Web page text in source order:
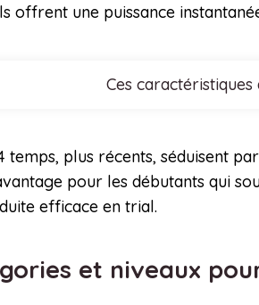
offrent une puissance
Ces
temps, plus récents, séduisent
pour les débutants qui
efficace en trial.
et niveaux